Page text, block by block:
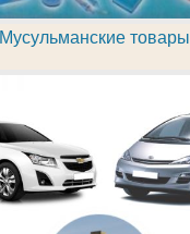
Мусульманские товары